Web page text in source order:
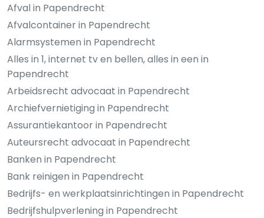
Afval in Papendrecht
Afvalcontainer in Papendrecht
Alarmsystemen in Papendrecht
Alles in 1, internet tv en bellen, alles in een in
Papendrecht
Arbeidsrecht advocaat in Papendrecht
Archiefvernietiging in Papendrecht
Assurantiekantoor in Papendrecht
Auteursrecht advocaat in Papendrecht
Banken in Papendrecht
Bank reinigen in Papendrecht
Bedrijfs- en werkplaatsinrichtingen in Papendrecht
Bedrijfshulpverlening in Papendrecht